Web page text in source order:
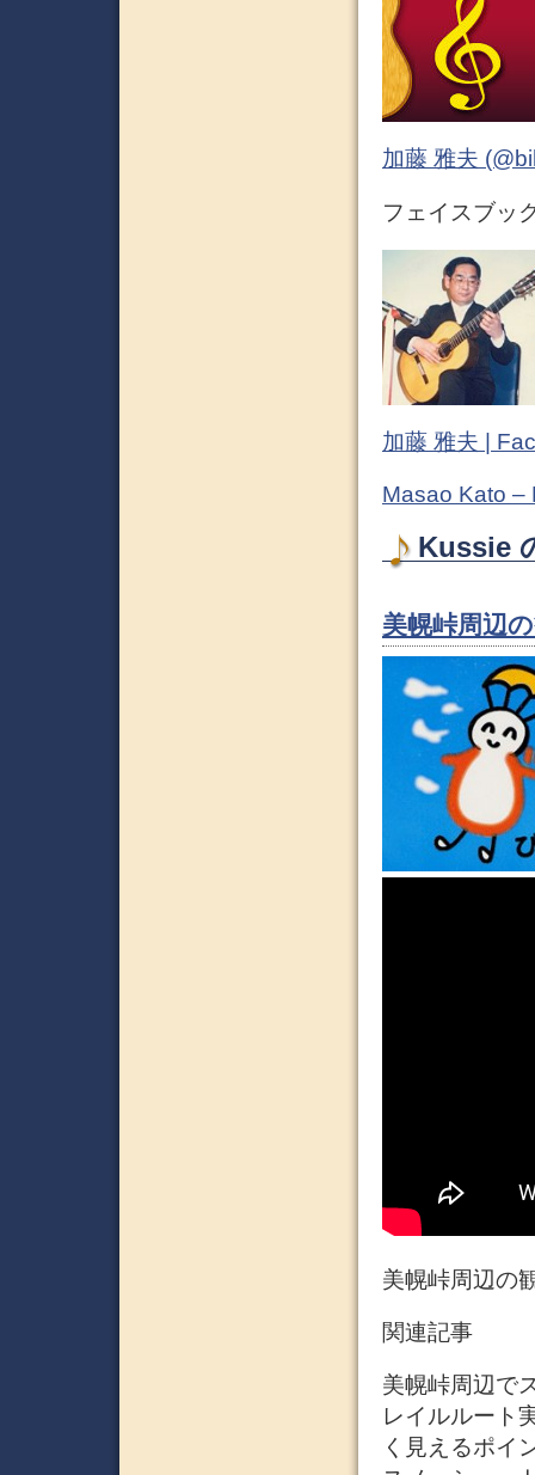
加藤 雅夫
フェイスブッ
加藤 雅夫 |
Masao Kato –
Kussie
美幌峠周辺
美幌峠周辺の
関連記事
美幌峠周辺で
レイルルート
く見えるポイ